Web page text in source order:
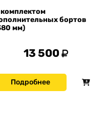
бортов
мм)
13 500
Подробнее